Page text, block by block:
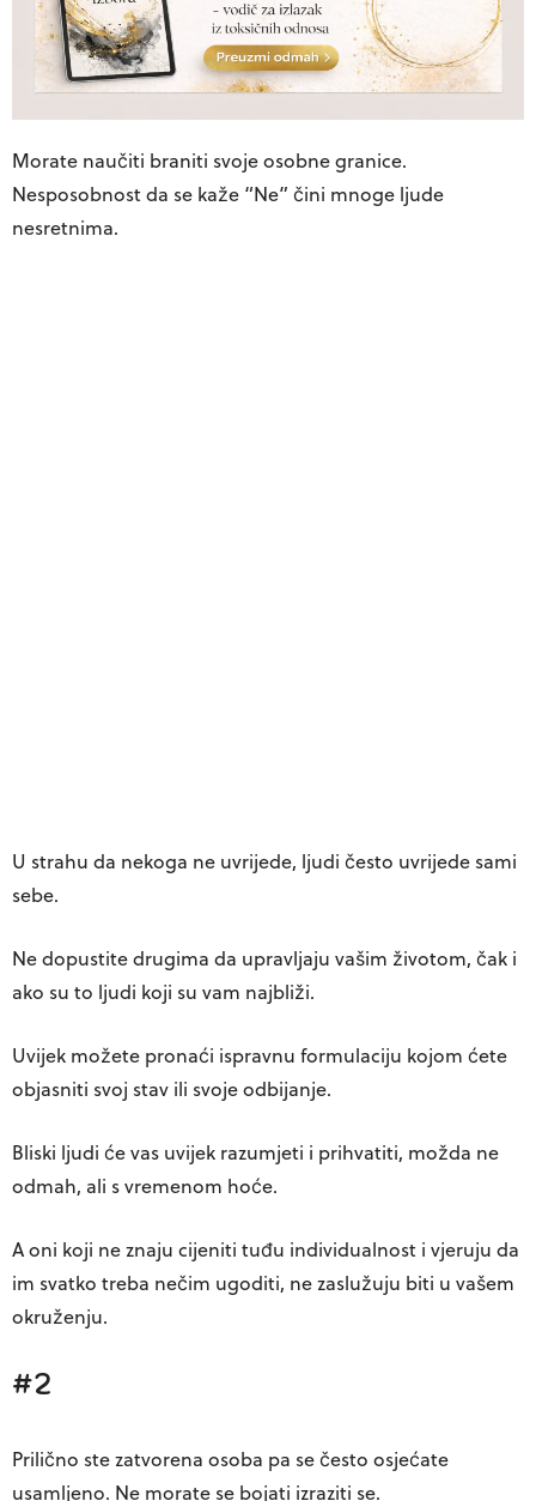
Morate naučiti braniti svoje osobne granice.
Nesposobnost da se kaže “Ne” čini mnoge ljude
nesretnima.
U strahu da nekoga ne uvrijede, ljudi često uvrijede sami
sebe.
Ne dopustite drugima da upravljaju vašim životom, čak i
ako su to ljudi koji su vam najbliži.
Uvijek možete pronaći ispravnu formulaciju kojom ćete
objasniti svoj stav ili svoje odbijanje.
Bliski ljudi će vas uvijek razumjeti i prihvatiti, možda ne
odmah, ali s vremenom hoće.
A oni koji ne znaju cijeniti tuđu individualnost i vjeruju da
im svatko treba nečim ugoditi, ne zaslužuju biti u vašem
okruženju.
#2
Prilično ste zatvorena osoba pa se često osjećate
usamljeno. Ne morate se bojati izraziti se.